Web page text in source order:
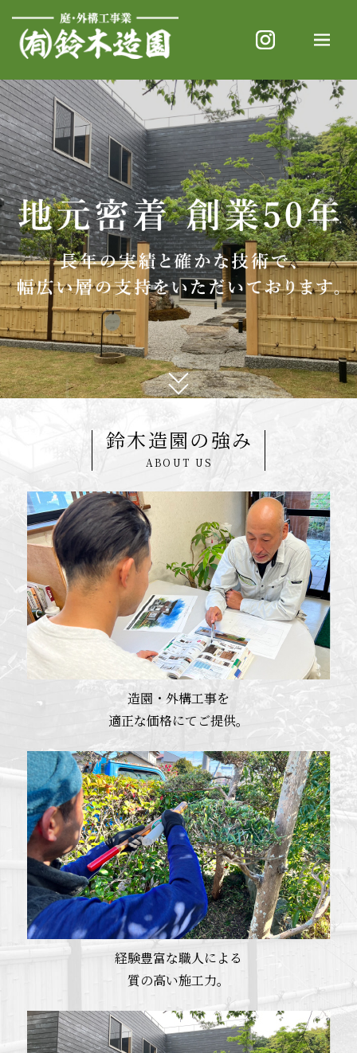
鈴木造園の強み
ABOUT US
造園・外構工事を
適正な価格にてご提供。
経験豊富な職人による
質の高い施工力。